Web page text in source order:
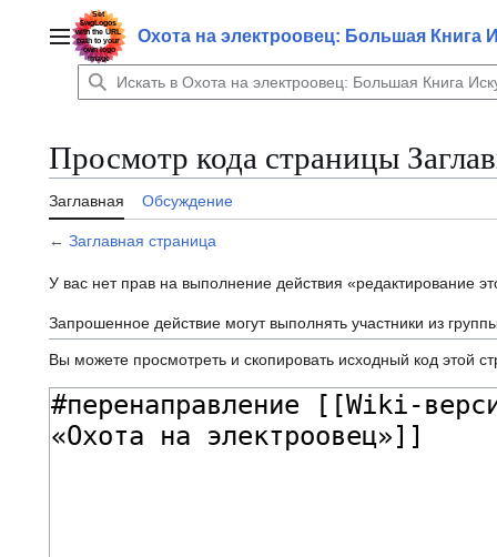
содержаниюГлавное менюОхота на электроовец: Большая Книга
Просмотр кода страницы
Заглавная Обсуждение
← Заглавная страница
У вас нет прав на выполнение действия «редактирование
Запрошенное действие могут выполнять участники из
Вы можете просмотреть и скопировать исходный код этой